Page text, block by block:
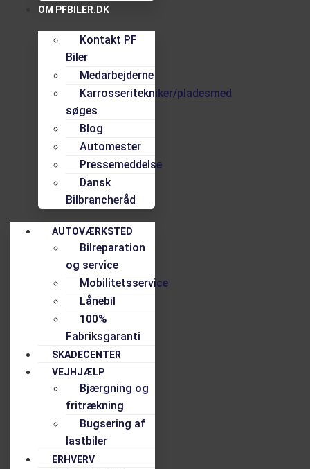
OM PFBILER.DK
Kontakt PF
Biler
Medarbejderne
Karrosseritekniker/pladesmed
søges
Blog
Automester
Pressemeddelse
Dansk
Bilbrancheråd
AUTOVÆRKSTED
Bilreparation
og service
Mobilitetsservice
Lånebil
100%
Fabriksgaranti
SKADECENTER
VEJHJÆLP
Bjærgning og
fritrækning
Bugsering af
lastbiler
ERHVERV